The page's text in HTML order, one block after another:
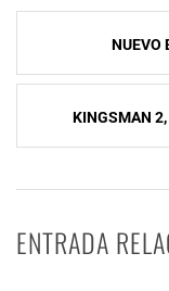
Navegación
de
entradas
NUEVO
KINGSMAN 2,
ENTRADA